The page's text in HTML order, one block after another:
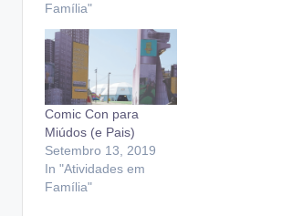
Família"
Comic Con para
Miúdos (e Pais)
Setembro 13, 2019
In "Atividades em
Família"